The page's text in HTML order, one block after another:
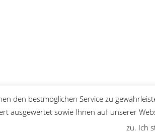
den bestmöglichen Service zu
ausgewertet sowie Ihnen auf unserer
zu. Ich